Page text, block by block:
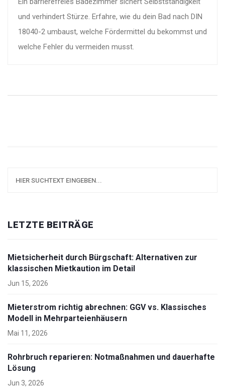
und verhindert Stürze. Erfahre, wie du dein Bad nach DIN
18040-2 umbaust, welche Fördermittel du bekommst und
welche Fehler du vermeiden musst.
LETZTE BEITRÄGE
Mietsicherheit durch Bürgschaft: Alternativen zur
klassischen Mietkaution im Detail
Jun 15, 2026
Mieterstrom richtig abrechnen: GGV vs. Klassisches
Modell in Mehrparteienhäusern
Mai 11, 2026
Rohrbruch reparieren: Notmaßnahmen und dauerhafte
Lösung
Jun 3, 2026